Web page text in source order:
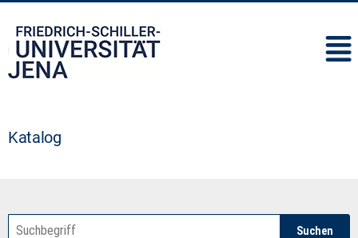
Katalog
Suchen